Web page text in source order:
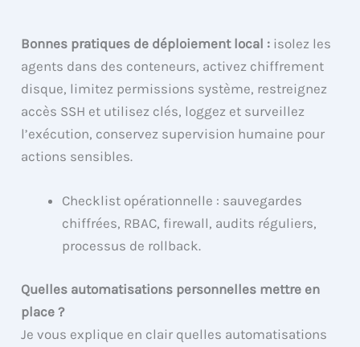
Bonnes pratiques de déploiement local : isolez les
agents dans des conteneurs, activez chiffrement
disque, limitez permissions système, restreignez
accès SSH et utilisez clés, loggez et surveillez
l’exécution, conservez supervision humaine pour
actions sensibles.
Checklist opérationnelle : sauvegardes
chiffrées, RBAC, firewall, audits réguliers,
processus de rollback.
Quelles automatisations personnelles mettre en
place ?
Je vous explique en clair quelles automatisations